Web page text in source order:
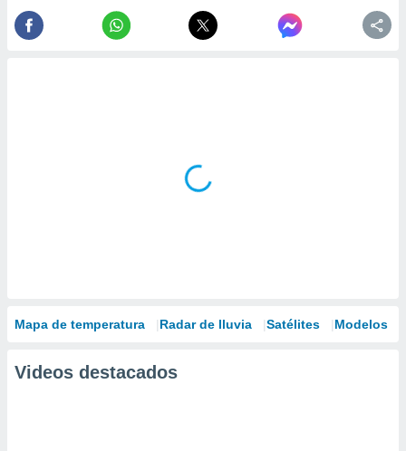
Mapa de temperatura Radar de lluvia Satélites Modelos
Videos destacados